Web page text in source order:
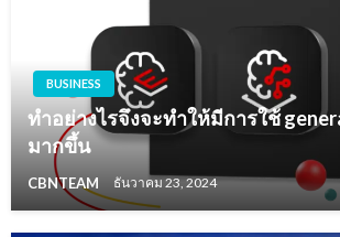
BUSINESS
ทำอย่างไรจึงจะทำให้มีการใช้
มากขึ้น
CBNTEAM ธันวาคม 23, 2024